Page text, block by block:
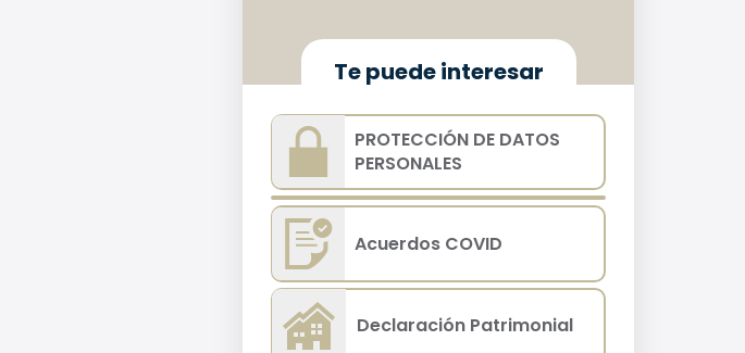
Te puede interesar
PROTECCIÓN DE DATOS
PERSONALES
Acuerdos COVID
Declaración Patrimonial